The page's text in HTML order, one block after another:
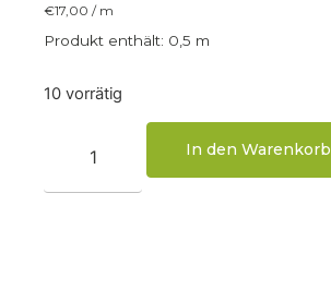
€17,00 / m
Produkt enthält: 0,5 m
10 vorrätig
In den Warenkorb